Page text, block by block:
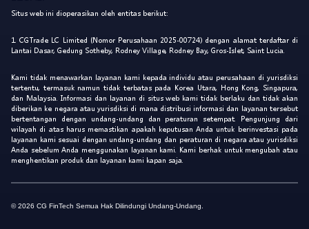
Situs web ini dioperasikan oleh entitas berikut:
1. CGTrade LC Limited (Nomor Perusahaan 2025-00724) dengan alamat terdaftar di
Lantai Dasar, Gedung Sotheby, Rodney Village, Rodney Bay, Gros-Islet, Saint Lucia.
Kami tidak menawarkan layanan kami kepada individu atau perusahaan di yurisdiksi
tertentu, termasuk namun tidak terbatas pada Korea Utara, Hong Kong, Singapura,
dan Malaysia. Informasi dan layanan di situs web kami tidak berlaku dan tidak akan
diberikan ke negara atau yurisdiksi di mana distribusi informasi dan layanan tersebut
bertentangan dengan undang-undang dan peraturan setempat. Pengunjung dari
wilayah di atas harus memastikan apakah keputusan Anda untuk berinvestasi pada
layanan kami sesuai dengan undang-undang dan peraturan di negara atau yurisdiksi
Anda sebelum Anda menggunakan layanan kami. Kami berhak untuk mengubah atau
menghentikan produk dan layanan kami kapan saja.
© 2026 CG FinTech Semua Hak Dilindungi Undang-Undang.